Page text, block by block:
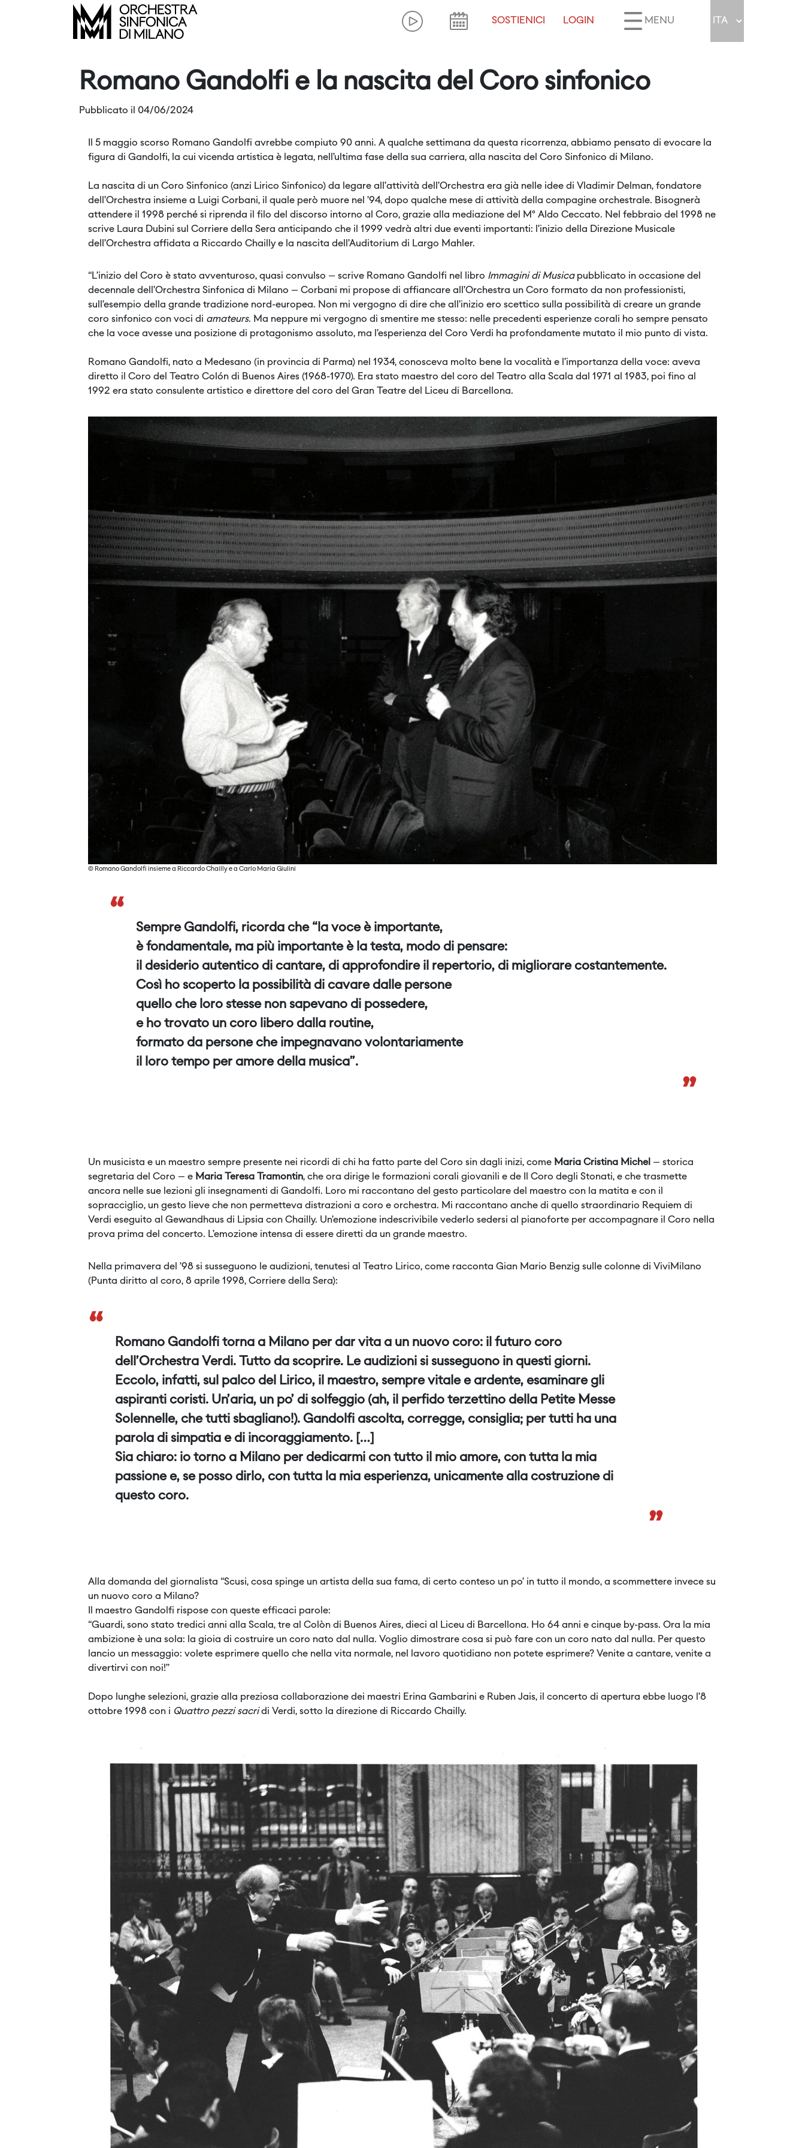
SOSTIENICI LOGIN MENU
Romano Gandolfi e la nascita del Coro sinfonico
Pubblicato il 04/06/2024
Il 5 maggio scorso Romano Gandolfi avrebbe compiuto 90 anni. A qualche settimana da questa ricorrenza, abbiamo pensato di evocare la
figura di Gandolfi, la cui vicenda artistica è legata, nell’ultima fase della sua carriera, alla nascita del Coro Sinfonico di Milano.
La nascita di un Coro Sinfonico (anzi Lirico Sinfonico) da legare all’attività dell’Orchestra era già nelle idee di Vladimir Delman, fondatore
dell’Orchestra insieme a Luigi Corbani, il quale però muore nel ’94, dopo qualche mese di attività della compagine orchestrale. Bisognerà
attendere il 1998 perché si riprenda il filo del discorso intorno al Coro, grazie alla mediazione del M° Aldo Ceccato. Nel febbraio del 1998 ne
scrive Laura Dubini sul Corriere della Sera anticipando che il 1999 vedrà altri due eventi importanti: l’inizio della Direzione Musicale
dell’Orchestra affidata a Riccardo Chailly e la nascita dell’Auditorium di Largo Mahler.
“L’inizio del Coro è stato avventuroso, quasi convulso – scrive Romano Gandolfi nel libro Immagini di Musicapubblicato in occasione del
decennale dell’Orchestra Sinfonica di Milano – Corbani mi propose di affiancare all’Orchestra un Coro formato da non professionisti,
sull’esempio della grande tradizione nord-europea. Non mi vergogno di dire che all’inizio ero scettico sulla possibilità di creare un grande
coro sinfonico con voci di amateurs. Ma neppure mi vergogno di smentire me stesso: nelle precedenti esperienze corali ho sempre pensato
che la voce avesse una posizione di protagonismo assoluto, ma l’esperienza del Coro Verdi ha profondamente mutato il mio punto di vista.
Romano Gandolfi, nato a Medesano (in provincia di Parma) nel 1934, conosceva molto bene la vocalità e l’importanza della voce: aveva
diretto il Coro del Teatro Colón di Buenos Aires (1968-1970). Era stato maestro del coro del Teatro alla Scala dal 1971 al 1983, poi fino al
1992 era stato consulente artistico e direttore del coro del Gran Teatre del Liceu di Barcellona.
© Romano Gandolfi insieme a Riccardo Chailly e a Carlo Maria Giulini
“
Sempre Gandolfi, ricorda che “la voce è importante,
è fondamentale, ma più importante è la testa, modo di pensare:
il desiderio autentico di cantare, di approfondire il repertorio, di migliorare costantemente.
Così ho scoperto la possibilità di cavare dalle persone
quello che loro stesse non sapevano di possedere,
e ho trovato un coro libero dalla routine,
formato da persone che impegnavano volontariamente
il loro tempo per amore della musica”.
”
Un musicista e un maestro sempre presente nei ricordi di chi ha fatto parte del Coro sin dagli inizi, come Maria Cristina Michel – storica
segretaria del Coro – e Maria Teresa Tramontin, che ora dirige le formazioni corali giovanili e de Il Coro degli Stonati, e che trasmette
ancora nelle sue lezioni gli insegnamenti di Gandolfi. Loro mi raccontano del gesto particolare del maestro con la matita e con il
sopracciglio, un gesto lieve che non permetteva distrazioni a coro e orchestra. Mi raccontano anche di quello straordinario Requiem di
Verdi eseguito al Gewandhaus di Lipsia con Chailly. Un’emozione indescrivibile vederlo sedersi al pianoforte per accompagnare il Coro nella
prova prima del concerto. L’emozione intensa di essere diretti da un grande maestro.
Nella primavera del ’98 si susseguono le audizioni, tenutesi al Teatro Lirico, come racconta Gian Mario Benzig sulle colonne di ViviMilano
(Punta diritto al coro, 8 aprile 1998, Corriere della Sera):
“
Romano Gandolfi torna a Milano per dar vita a un nuovo coro: il futuro coro
dell’Orchestra Verdi. Tutto da scoprire. Le audizioni si susseguono in questi giorni.
Eccolo, infatti, sul palco del Lirico, il maestro, sempre vitale e ardente, esaminare gli
aspiranti coristi. Un’aria, un po’ di solfeggio (ah, il perfido terzettino della Petite Messe
Solennelle, che tutti sbagliano!). Gandolfi ascolta, corregge, consiglia; per tutti ha una
parola di simpatia e di incoraggiamento. […]
Sia chiaro: io torno a Milano per dedicarmi con tutto il mio amore, con tutta la mia
passione e, se posso dirlo, con tutta la mia esperienza, unicamente alla costruzione di
questo coro.
”
Alla domanda del giornalista “Scusi, cosa spinge un artista della sua fama, di certo conteso un po’ in tutto il mondo, a scommettere invece su
un nuovo coro a Milano?
Il maestro Gandolfi rispose con queste efficaci parole:
“Guardi, sono stato tredici anni alla Scala, tre al Colòn di Buenos Aires, dieci al Liceu di Barcellona. Ho 64 anni e cinque by-pass. Ora la mia
ambizione è una sola: la gioia di costruire un coro nato dal nulla. Voglio dimostrare cosa si può fare con un coro nato dal nulla. Per questo
lancio un messaggio: volete esprimere quello che nella vita normale, nel lavoro quotidiano non potete esprimere? Venite a cantare, venite a
divertirvi con noi!”
Dopo lunghe selezioni, grazie alla preziosa collaborazione dei maestri Erina Gambarini e Ruben Jais, il concerto di apertura ebbe luogo l’8
ottobre 1998 con i Quattro pezzi sacridi Verdi, sotto la direzione di Riccardo Chailly.